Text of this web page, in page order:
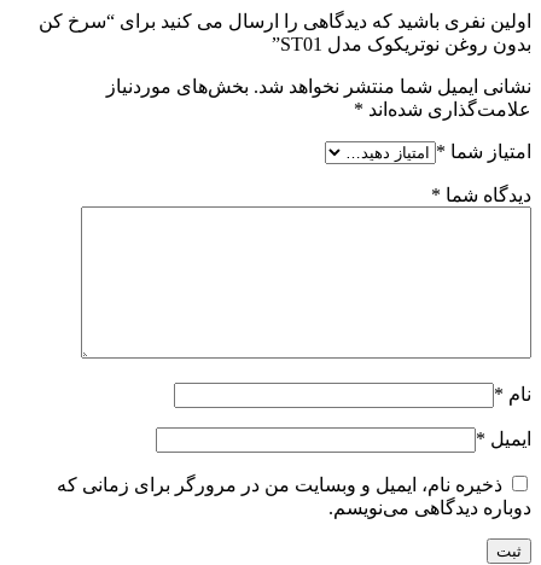
اولین نفری باشید که دیدگاهی را ارسال می کنید برای “سرخ کن
بدون روغن نوتریکوک مدل ST01”
نشانی ایمیل شما منتشر نخواهد شد. بخش‌های موردنیاز
علامت‌گذاری شده‌اند *
امتیاز شما *
دیدگاه شما *
نام *
ایمیل *
ذخیره نام، ایمیل و وبسایت من در مرورگر برای زمانی که
دوباره دیدگاهی می‌نویسم.